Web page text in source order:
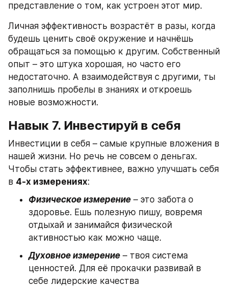
представление о том, как устроен этот мир.
Личная эффективность возрастёт в разы, когда
будешь ценить своё окружение и начнёшь
обращаться за помощью к другим. Собственный
опыт – это штука хорошая, но часто его
недостаточно. А взаимодействуя с другими, ты
заполнишь пробелы в знаниях и откроешь
новые возможности.
Навык 7. Инвестируй в себя
Инвестиции в себя – самые крупные вложения в
нашей жизни. Но речь не совсем о деньгах.
Чтобы стать эффективнее, важно улучшать себя
в 4-х измерениях:
Физическое измерение – это забота о
здоровье. Ешь полезную пишу, вовремя
отдыхай и занимайся физической
активностью как можно чаще.
Духовное измерение – твоя система
ценностей. Для её прокачки развивай в
себе лидерские качества